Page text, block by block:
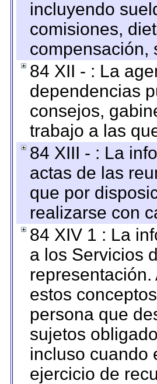
incluyendo
comisiones,
compensación,
84 XII - : La
dependencias
consejos,
trabajo a las
84 XIII - : La
actas de las
que por
realizarse con
84 XIV 1 : La
a los Servicios
estos
persona que
sujetos
incluso cuando
ejercicio de